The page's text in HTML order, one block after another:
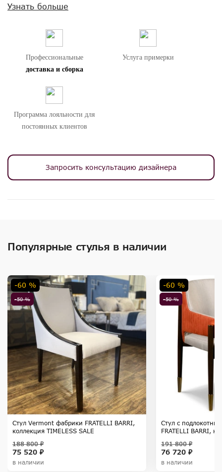
особенностей цветопередачи различных мониторов.
Узнать больше
Профессиональные
доставка и сборка
Услуга примерки
Программа лояльности для
постоянных клиентов
Запросить консультацию дизайнера
Популярные стулья в наличии
-50 %
-60 %
Стул Vermont фабрики FRATELLI BARRI,
коллекция TIMELESS SALE
75 520 ₽
188 800 ₽
в наличии
-50 %
-60 %
Стул с
FRATELLI BARRI,
76 720 ₽
191 800 ₽
в наличии